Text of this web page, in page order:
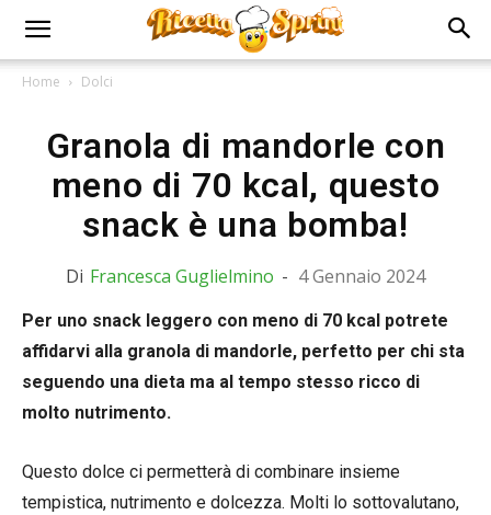
Home Dolci
Granola di mandorle con
meno di 70 kcal, questo
snack è una bomba!
Di Francesca Guglielmino - 4 Gennaio 2024
Per uno snack leggero con meno di 70 kcal potrete
affidarvi alla granola di mandorle, perfetto per chi sta
seguendo una dieta ma al tempo stesso ricco di
molto nutrimento.
Questo dolce ci permetterà di combinare insieme
tempistica, nutrimento e dolcezza. Molti lo sottovalutano,